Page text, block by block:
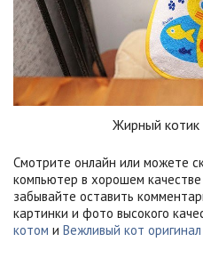
Жирный котик
Смотрите онлайн или можете
компьютер в хорошем
забывайте оставить
картинки и фото высокого
котом и Вежливый кот оригинал